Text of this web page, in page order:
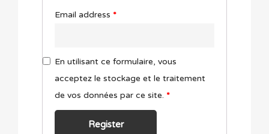
Email address *
En utilisant ce formulaire, vous
acceptez le stockage et le traitement
de vos données par ce site. *